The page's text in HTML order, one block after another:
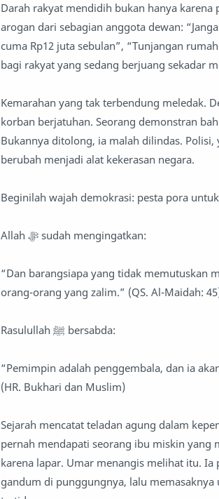
Darah rakyat mendidih bukan hanya karena
arogan dari sebagian anggota dewan:
cuma Rp12 juta sebulan”, “Tunjangan
bagi rakyat yang sedang berjuang sekadar
Kemarahan yang tak terbendung meledak.
korban berjatuhan. Seorang demonstran
Bukannya ditolong, ia malah dilindas.
berubah menjadi alat kekerasan negara.
Beginilah wajah demokrasi: pesta pora
Allah ﷻ sudah mengingatkan:
“Dan barangsiapa yang tidak memutuskan
orang-orang yang zalim.” (QS. Al-Maidah:
Rasulullah ﷺ bersabda:
“Pemimpin adalah penggembala, dan ia
(HR. Bukhari dan Muslim)
Sejarah mencatat teladan agung dalam
pernah mendapati seorang ibu miskin yang
karena lapar. Umar menangis melihat itu.
gandum di punggungnya, lalu